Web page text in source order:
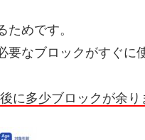
めです。
要なブロックがすぐに
に多少ブロックが余り